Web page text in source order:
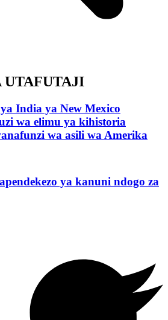
UTAFUTAJI
India ya New Mexico
wa elimu ya kihistoria
wa asili wa Amerika
ya kanuni ndogo za